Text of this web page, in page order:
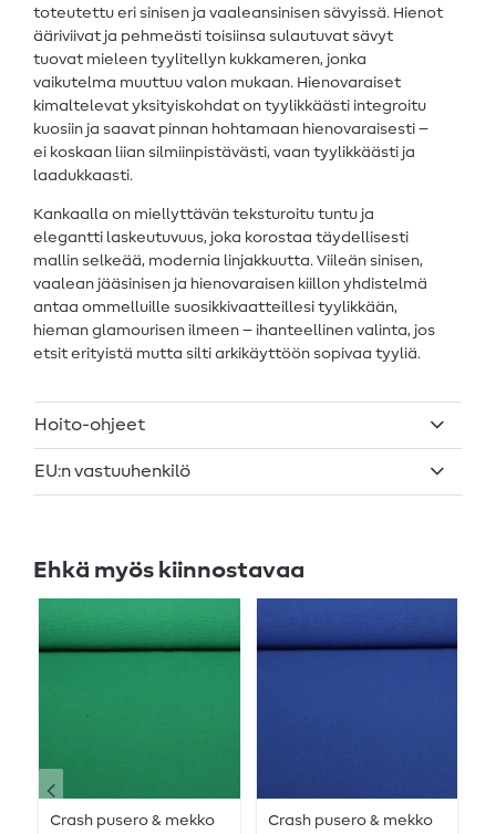
toteutettu eri sinisen ja vaaleansinisen sävyissä. Hienot
ääriviivat ja pehmeästi toisiinsa sulautuvat sävyt
tuovat mieleen tyylitellyn kukkameren, jonka
vaikutelma muuttuu valon mukaan. Hienovaraiset
kimaltelevat yksityiskohdat on tyylikkäästi integroitu
kuosiin ja saavat pinnan hohtamaan hienovaraisesti –
ei koskaan liian silmiinpistävästi, vaan tyylikkäästi ja
laadukkaasti.
Kankaalla on miellyttävän teksturoitu tuntu ja
elegantti laskeutuvuus, joka korostaa täydellisesti
mallin selkeää, modernia linjakkuutta. Viileän sinisen,
vaalean jääsinisen ja hienovaraisen kiillon yhdistelmä
antaa ommelluille suosikkivaatteillesi tyylikkään,
hieman glamourisen ilmeen – ihanteellinen valinta, jos
etsit erityistä mutta silti arkikäyttöön sopivaa tyyliä.
Hoito-ohjeet
EU:n vastuuhenkilö
Ehkä myös kiinnostavaa
Crash pusero & mekko
Crash pusero & mekko